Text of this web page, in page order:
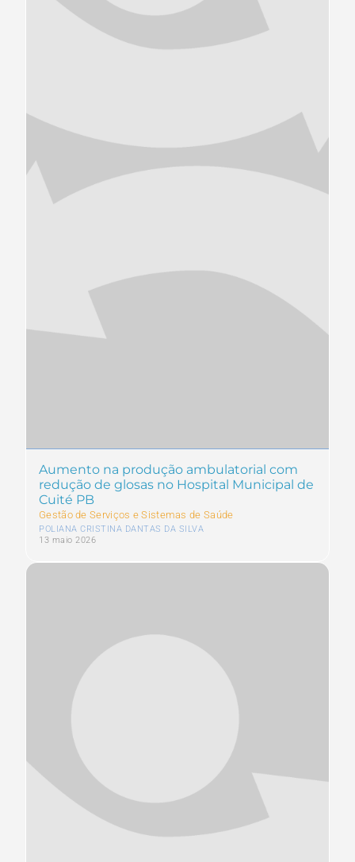
Aumento na produção ambulatorial com
redução de glosas no Hospital Municipal de
Cuité PB
Gestão de Serviços e Sistemas de Saúde
POLIANA CRISTINA DANTAS DA SILVA
13 maio 2026